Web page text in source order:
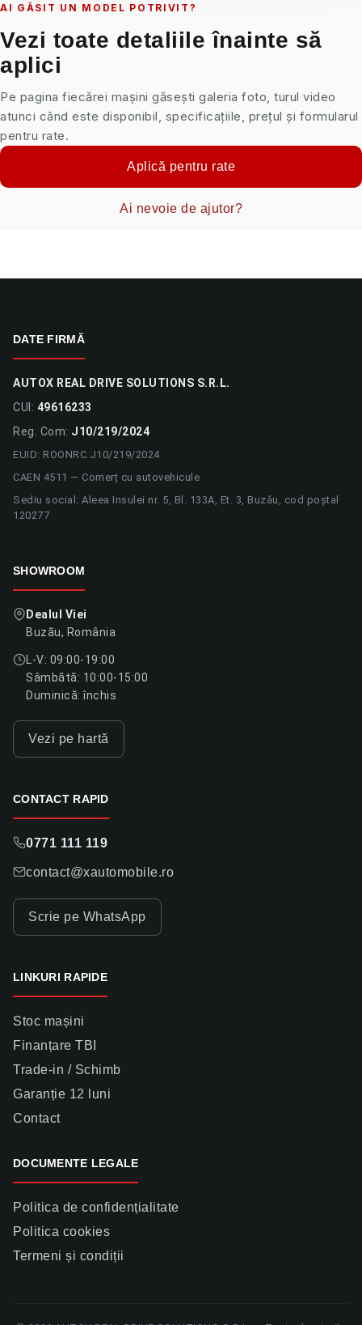
AI GĂSIT UN MODEL POTRIVIT?
Vezi toate detaliile înainte să
aplici
Pe pagina fiecărei mașini găsești galeria foto, turul video
atunci când este disponibil, specificațiile, prețul și formularul
pentru rate.
Aplică pentru rate
Ai nevoie de ajutor?
DATE FIRMĂ
AUTOX REAL DRIVE SOLUTIONS S.R.L.
CUI: 49616233
Reg. Com: J10/219/2024
EUID: ROONRC.J10/219/2024
CAEN 4511 — Comerț cu autovehicule
Sediu social: Aleea Insulei nr. 5, Bl. 133A, Et. 3, Buzău, cod poștal
120277
SHOWROOM
Dealul Viei
Buzău, România
L-V: 09:00-19:00
Sâmbătă: 10:00-15:00
Duminică: închis
Vezi pe hartă
CONTACT RAPID
0771 111 119
contact@xautomobile.ro
Scrie pe WhatsApp
LINKURI RAPIDE
Stoc mașini
Finanțare TBI
Trade-in / Schimb
Garanție 12 luni
Contact
DOCUMENTE LEGALE
Politica de confidențialitate
Politica cookies
Termeni și condiții